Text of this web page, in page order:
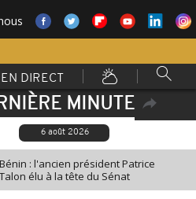
EN DIRECT
MINUTE
6 août 2026
Bénin : l'ancien président Patrice
Talon élu à la tête du Sénat